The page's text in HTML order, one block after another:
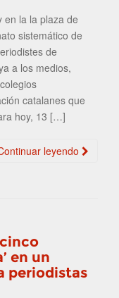
en la la plaza de
sistemático de
de
a los medios,
catalanes que
hoy, 13 […]
leyendo
en un
periodistas